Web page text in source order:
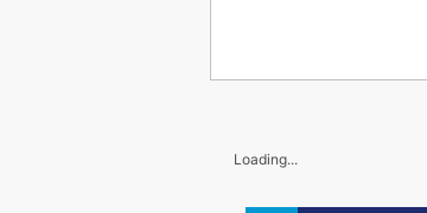
Loading...